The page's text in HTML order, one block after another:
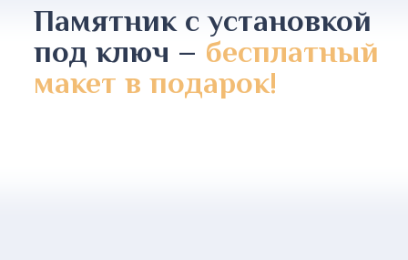
Памятник с установкой
под ключ – бесплатный
макет в подарок!